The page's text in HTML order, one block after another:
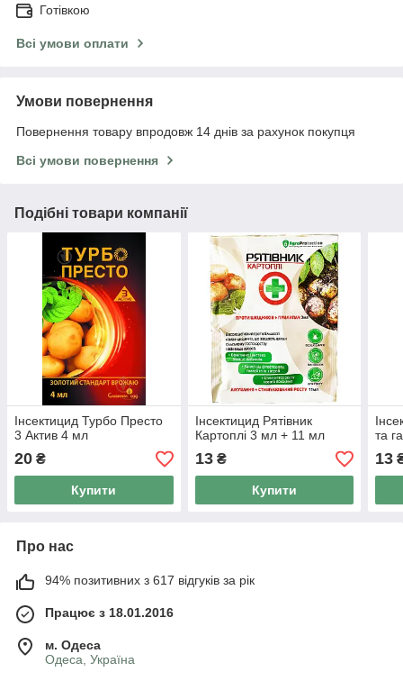
Готівкою
Всі умови оплати
Умови повернення
Повернення товару впродовж 14 днів за рахунок покупця
Всі умови повернення
Подібні товари компанії
Інсектицид Турбо Престо
3 Актив 4 мл
20 ₴
Купити
Інсектицид Рятівник
Картоплі 3 мл + 11 мл
13₴
Купити
та
13
Про нас
94% позитивних з 617 відгуків за рік
Працює з 18.01.2016
м. Одеса
Одеса, Україна